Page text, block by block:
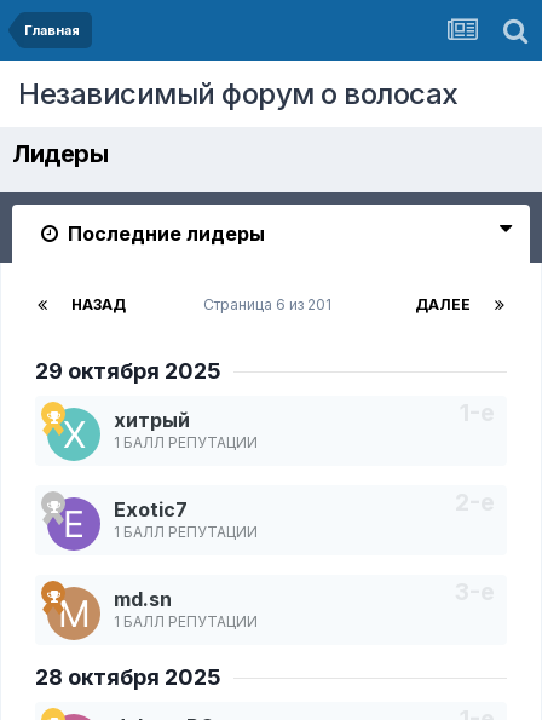
Главная
Независимый форум о волосах
Лидеры
Последние лидеры
НАЗАД ДАЛЕЕ
Страница 6 из 201
29 октября 2025
хитрый
1 БАЛЛ РЕПУТАЦИИ
Exotic7
1 БАЛЛ РЕПУТАЦИИ
md.sn
1 БАЛЛ РЕПУТАЦИИ
28 октября 2025